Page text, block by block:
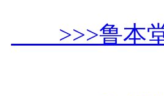
>>>鲁本堂